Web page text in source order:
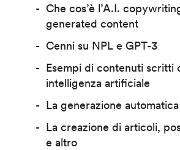
Che cos’è l’A.I.
generated content
Cenni su NPL e GPT-3
Esempi di contenuti scritti
intelligenza artificiale
La generazione
La creazione di articoli,
e altro